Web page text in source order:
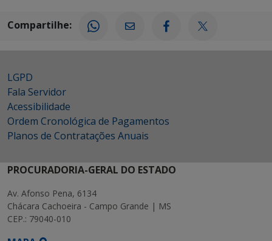
Compartilhe:
LGPD
Fala Servidor
Acessibilidade
Ordem Cronológica de Pagamentos
Planos de Contratações Anuais
PROCURADORIA-GERAL DO ESTADO
Av. Afonso Pena, 6134
Chácara Cachoeira - Campo Grande | MS
CEP.: 79040-010